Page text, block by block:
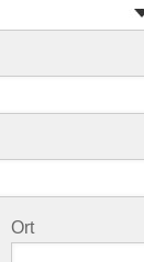
Ort